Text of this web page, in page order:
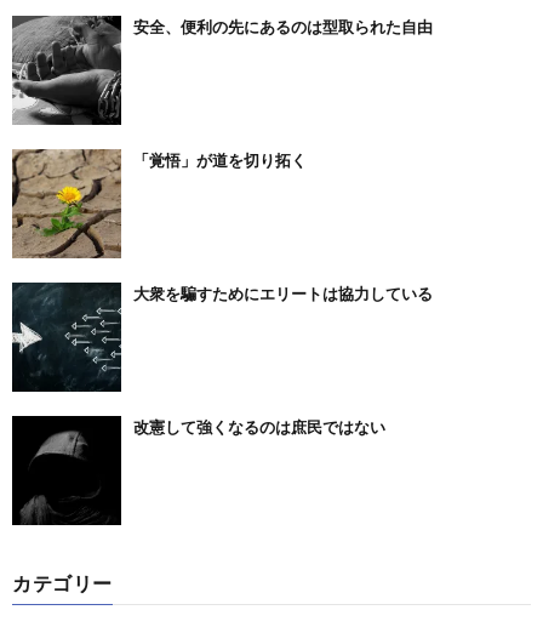
安全、便利の先にあるのは型取られた自由
「覚悟」が道を切り拓く
大衆を騙すためにエリートは協力している
改憲して強くなるのは庶民ではない
カテゴリー